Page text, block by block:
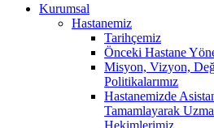
Kurumsal
Hastanemiz
Tarihçemiz
Önceki Hastane
Misyon, Vizyon,
Politikalarımız
Hastanemizde
Tamamlayarak
Hekimlerimiz